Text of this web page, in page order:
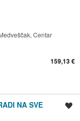
Centar
159,13 €
NA SVE